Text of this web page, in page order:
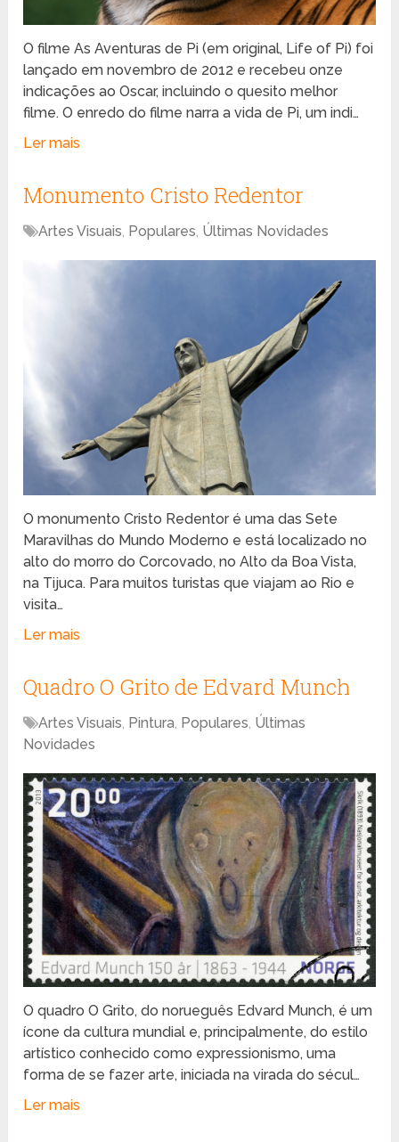
O filme As Aventuras de Pi (em original, Life of Pi) foi
lançado em novembro de 2012 e recebeu onze
indicações ao Oscar, incluindo o quesito melhor
filme. O enredo do filme narra a vida de Pi, um indi…
Ler mais
Monumento Cristo Redentor
Artes Visuais, Populares, Últimas Novidades
O monumento Cristo Redentor é uma das Sete
Maravilhas do Mundo Moderno e está localizado no
alto do morro do Corcovado, no Alto da Boa Vista,
na Tijuca. Para muitos turistas que viajam ao Rio e
visita…
Ler mais
Quadro O Grito de Edvard Munch
Artes Visuais, Pintura, Populares, Últimas
Novidades
O quadro O Grito, do norueguês Edvard Munch, é um
ícone da cultura mundial e, principalmente, do estilo
artístico conhecido como expressionismo, uma
forma de se fazer arte, iniciada na virada do sécul…
Ler mais